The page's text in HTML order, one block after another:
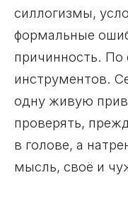
силлогизмы,
формальные
причинность. По
инструментов.
одну живую
проверять,
в голове, а
мысль, своё и